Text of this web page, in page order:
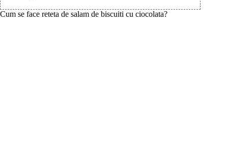
Cum se face reteta de salam de biscuiti cu ciocolata?